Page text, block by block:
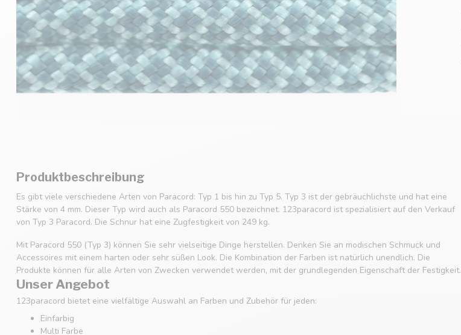
Produktbeschreibung
Es gibt viele verschiedene Arten von Paracord: Typ 1 bis hin zu Typ 5. Typ 3 ist der gebräuchlichste und hat eine
Stärke von 4 mm. Dieser Typ wird auch als Paracord 550 bezeichnet. 123paracord ist spezialisiert auf den Verkauf
von Typ 3 Paracord. Die Schnur hat eine Zugfestigkeit von 249 kg.
Mit Paracord 550 (Typ 3) können Sie sehr vielseitige Dinge herstellen. Denken Sie an modischen Schmuck und
Accessoires mit einem harten oder sehr süßen Look. Die Kombination der Farben ist natürlich unendlich. Die
Produkte können für alle Arten von Zwecken verwendet werden, mit der grundlegenden Eigenschaft der Festigkeit.
Unser Angebot
123paracord bietet eine vielfältige Auswahl an Farben und Zubehör für jeden:
Einfarbig
Multi Farbe